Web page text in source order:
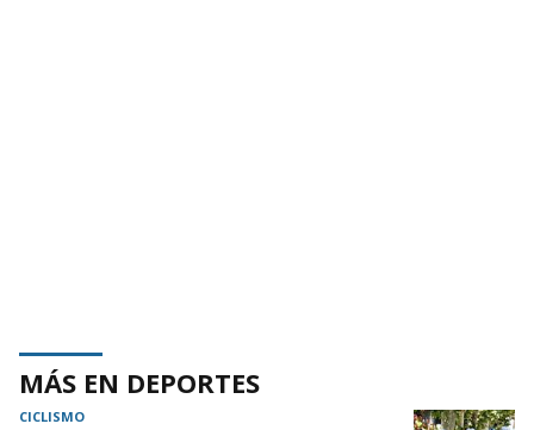
MÁS EN DEPORTES
CICLISMO